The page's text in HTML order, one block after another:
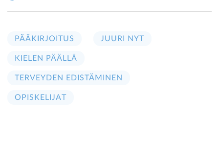
PÄÄKIRJOITUS JUURI NYT
KIELEN PÄÄLLÄ
TERVEYDEN EDISTÄMINEN
OPISKELIJAT